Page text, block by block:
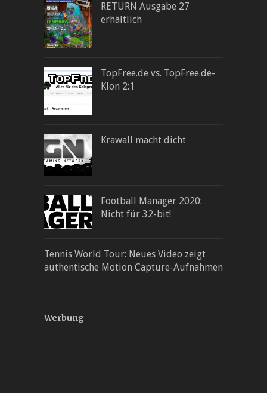
RETURN Ausgabe 27
erhältlich
TopFree.de vs. TopFree.de-
Klon 2:1
Krawall macht dicht
Football Manager 2020:
Nicht für 32-bit!
Tennis World Tour: Neues Video zeigt
authentische Motion Capture-Aufnahmen
Werbung